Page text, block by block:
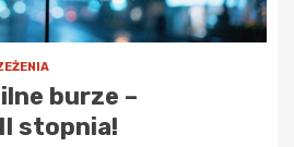
burze –
stopnia!